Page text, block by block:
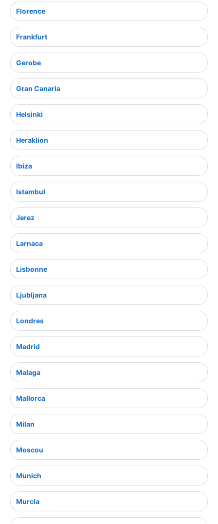
Florence
Frankfurt
Gerobe
Gran Canaria
Helsinki
Heraklion
Ibiza
Istambul
Jerez
Larnaca
Lisbonne
Ljubljana
Londres
Madrid
Malaga
Mallorca
Milan
Moscou
Munich
Murcia